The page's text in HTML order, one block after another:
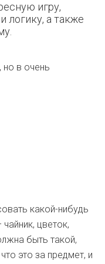
игру,
логику, а также
но в очень
какой-нибудь
цветок,
быть такой,
это за предмет, и